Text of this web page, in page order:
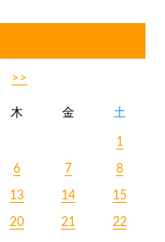
>>
木 金 土
1
6 7 8
13 14 15
20 21 22